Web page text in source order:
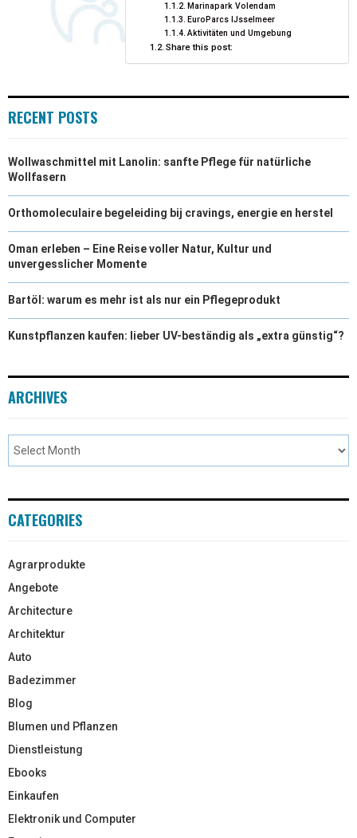
Marinapark Volendam
EuroParcs IJsselmeer
Aktivitäten und Umgebung
Share this post:
RECENT POSTS
Wollwaschmittel mit Lanolin: sanfte Pflege für natürliche
Wollfasern
Orthomoleculaire begeleiding bij cravings, energie en herstel
Oman erleben – Eine Reise voller Natur, Kultur und
unvergesslicher Momente
Bartöl: warum es mehr ist als nur ein Pflegeprodukt
Kunstpflanzen kaufen: lieber UV-beständig als „extra günstig“?
ARCHIVES
CATEGORIES
Agrarprodukte
Angebote
Architecture
Architektur
Auto
Badezimmer
Blog
Blumen und Pflanzen
Dienstleistung
Ebooks
Einkaufen
Elektronik und Computer